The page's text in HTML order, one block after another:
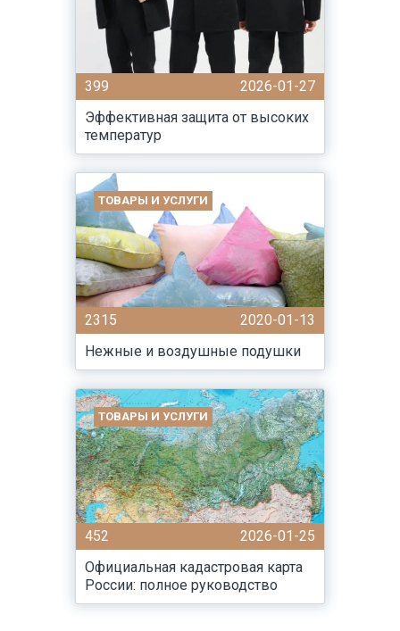
399
2026-01-27
Эффективная защита от высоких
температур
ТОВАРЫ И УСЛУГИ
2315
2020-01-13
Нежные и воздушные подушки
ТОВАРЫ И УСЛУГИ
452
2026-01-25
Официальная кадастровая карта
России: полное руководство